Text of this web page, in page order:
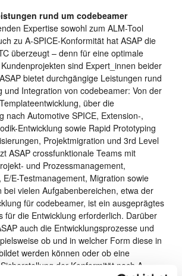
rund um codebeamer
Expertise sowohl zum ALM-Tool
zu A-SPICE-Konformität hat ASAP die
überzeugt – denn für eine optimale
sind Expert_innen beider
bietet durchgängige Leistungen rund
und Integration von codebeamer: Von der
über die
nach Automotive SPICE, Extension-,
Entwicklung sowie Rapid Prototyping
Projektmigration und 3rd Level
ASAP crossfunktionale Teams mit
und Prozessmanagement,
E/E-Testmanagement, Migration sowie
bei vielen Aufgabenbereichen, etwa der
für codebeamer, ist ein ausgeprägtes
für die Entwicklung erforderlich. Darüber
auch die Entwicklungsprozesse und
ob und in welcher Form diese in
werden können oder ob eine
der Konformität nach A-